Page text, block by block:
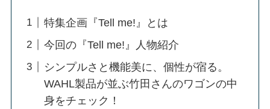
特集企画『Tell me!』とは
今回の『Tell me!』人物紹介
シンプルさと機能美に、個性が宿る。
WAHL製品が並ぶ竹田さんのワゴンの中
身をチェック！